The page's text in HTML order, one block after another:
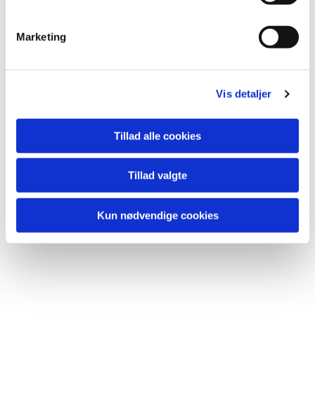
Marketing
Vis detaljer
Tillad alle cookies
Tillad valgte
Kun nødvendige cookies
Du vil måske også kunne lide...